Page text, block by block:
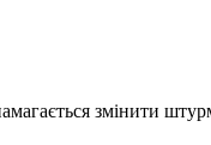
змінити